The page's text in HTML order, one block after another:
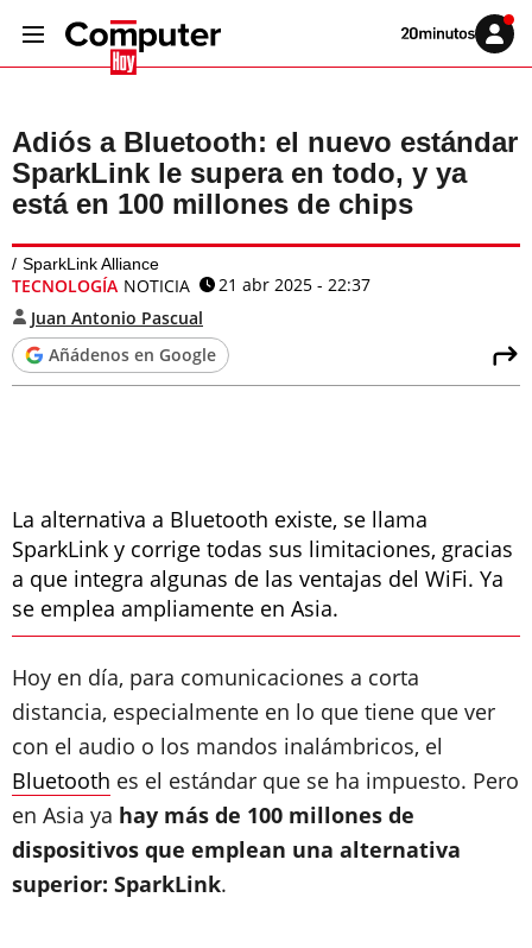
Volver
Iniciar
sesión
Adiós a Bluetooth: el nuevo estándar
SparkLink le supera en todo, y ya
está en 100 millones de chips
SparkLink Alliance
TECNOLOGÍA NOTICIA
21 abr 2025 - 22:37
Juan Antonio Pascual
Añádenos en Google
La alternativa a Bluetooth existe, se llama
SparkLink y corrige todas sus limitaciones, gracias
a que integra algunas de las ventajas del WiFi. Ya
se emplea ampliamente en Asia.
Hoy en día, para comunicaciones a corta
distancia, especialmente en lo que tiene que ver
con el audio o los mandos inalámbricos, el
Bluetooth es el estándar que se ha impuesto. Pero
en Asia ya hay más de 100 millones de
dispositivos que emplean una alternativa
superior: SparkLink.